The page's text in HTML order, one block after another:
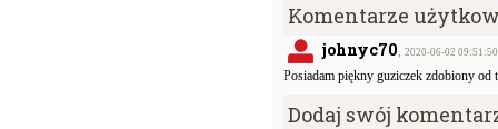
Komentarze
johnyc70, 2020-06-02 09:51:50
Posiadam piękny guziczek zdobiony od
Dodaj swój